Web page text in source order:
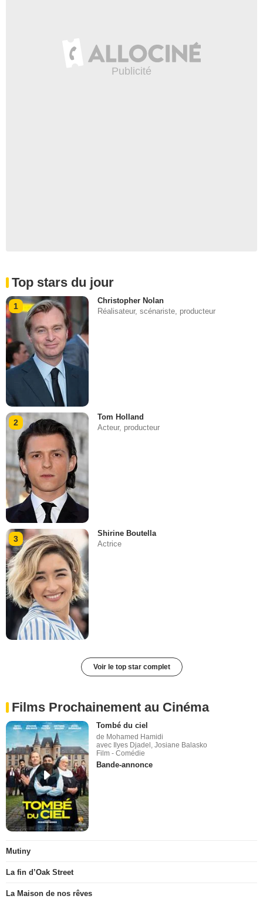
Top stars du jour
1
Christopher Nolan
Réalisateur, scénariste, producteur
2
Tom Holland
Acteur, producteur
3
Shirine Boutella
Actrice
Voir le top star complet
Films Prochainement au Cinéma
Tombé du ciel
de Mohamed Hamidi
avec Ilyes Djadel, Josiane Balasko
Film - Comédie
Bande-annonce
Mutiny
La fin d’Oak Street
La Maison de nos rêves